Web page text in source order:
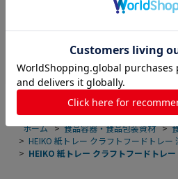
参考になった 0
ホーム > 食品容器・食品包装資材 >
> HEIKO 紙トレー クラフトフードトレー
> HEIKO 紙トレー クラフトフードトレ